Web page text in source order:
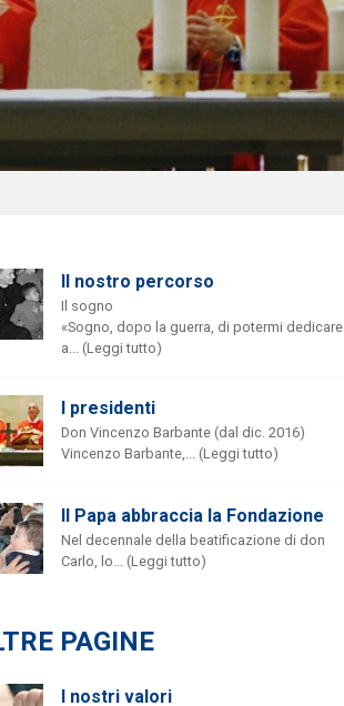
Il nostro percorso
Il sogno
«Sogno, dopo la guerra, di potermi dedicare
a... (Leggi tutto)
I presidenti
Don Vincenzo Barbante (dal dic. 2016)
Vincenzo Barbante,... (Leggi tutto)
Il Papa abbraccia la Fondazione
Nel decennale della beatificazione di don
Carlo, lo... (Leggi tutto)
PAGINE
I nostri valori